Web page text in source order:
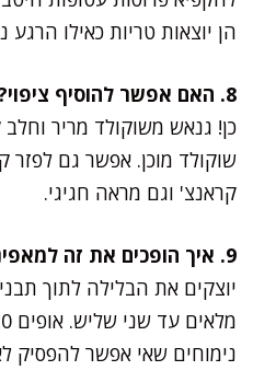
הן יוצאות טריות כאילו הרגע
8. האם אפשר להוסיף ציפוי?
כן! גנאש משוקולד מריר וחלב
שוקולד מוכן. אפשר גם לפזר
קראנצ' וגם מראה חגיגי.
9. איך הופכים את זה למאפינס?
יוצקים את הבלילה לתוך
נימוחים שאי אפשר להפסיק